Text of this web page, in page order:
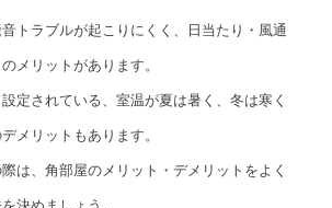
トラブルが起こりにくく、日当たり・風通
メリットがあります。
定されている、室温が夏は暑く、冬は寒く
メリットもあります。
は、角部屋のメリット・デメリットをよく